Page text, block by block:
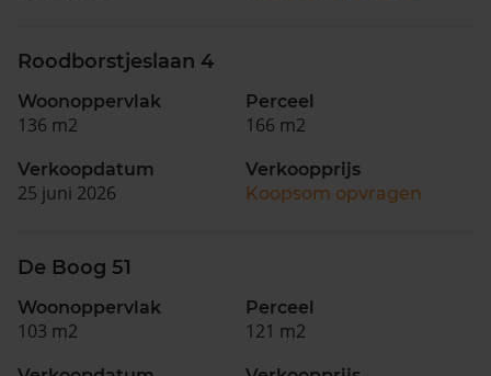
Roodborstjeslaan 4
Woonoppervlak
136 m2
Perceel
166 m2
Verkoopdatum
25 juni 2026
Verkoopprijs
Koopsom opvragen
De Boog 51
Woonoppervlak
103 m2
Perceel
121 m2